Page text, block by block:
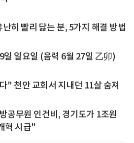
히 빨리 닳는 분, 5가지 해결 방법
일 일요일 (음력 6월 27일 乙卯)
" 천안 교회서 지내던 11살 숨져
공무원 인건비, 경기도가 1조원
혁 시급"